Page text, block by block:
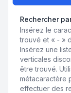
Rechercher
Insérez le
trouvé et « - »
Insérez une
verticales
être trouvé.
métacaractère
effectuer des